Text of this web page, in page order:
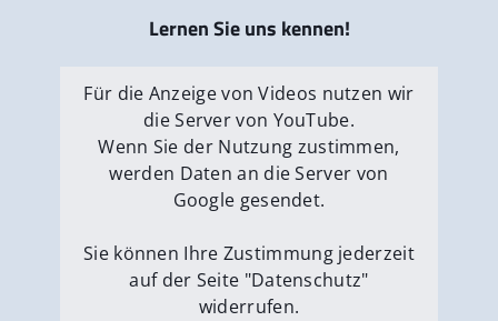
Lernen Sie uns kennen!
Für die Anzeige von Videos nutzen wir
die Server von YouTube.
Wenn Sie der Nutzung zustimmen,
werden Daten an die Server von
Google gesendet.
Sie können Ihre Zustimmung jederzeit
auf der Seite "Datenschutz"
widerrufen.